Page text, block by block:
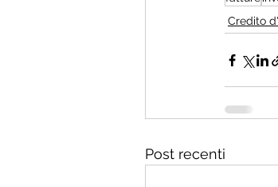
Credito
Post recenti